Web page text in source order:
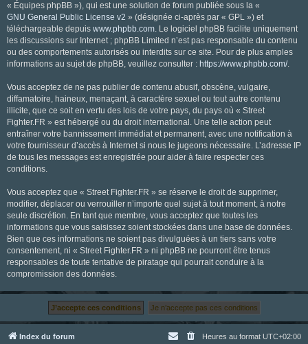
« Équipes phpBB »), qui est une solution de forum publiée sous la «
GNU General Public License v2 » (désignée ci-après par « GPL ») et
téléchargeable depuis www.phpbb.com. Le logiciel phpBB facilite uniquement
les discussions sur Internet ; phpBB Limited n’est pas responsable du contenu
ou des comportements autorisés ou interdits sur ce site. Pour de plus amples
informations au sujet de phpBB, veuillez consulter : https://www.phpbb.com/.
Vous acceptez de ne pas publier de contenu abusif, obscène, vulgaire,
diffamatoire, haineux, menaçant, à caractère sexuel ou tout autre contenu
illicite, que ce soit en vertu des lois de votre pays, du pays où « Street
Fighter.FR » est hébergé ou du droit international. Une telle action peut
entraîner votre bannissement immédiat et permanent, avec une notification à
votre fournisseur d’accès à Internet si nous le jugeons nécessaire. L’adresse IP
de tous les messages est enregistrée pour aider à faire respecter ces
conditions.
Vous acceptez que « Street Fighter.FR » se réserve le droit de supprimer,
modifier, déplacer ou verrouiller n’importe quel sujet à tout moment, à notre
seule discrétion. En tant que membre, vous acceptez que toutes les
informations que vous saisissez soient stockées dans une base de données.
Bien que ces informations ne soient pas divulguées à un tiers sans votre
consentement, ni « Street Fighter.FR » ni phpBB ne pourront être tenus
responsables de toute tentative de piratage qui pourrait conduire à la
compromission des données.
Index du forum Heures au format UTC+02:00